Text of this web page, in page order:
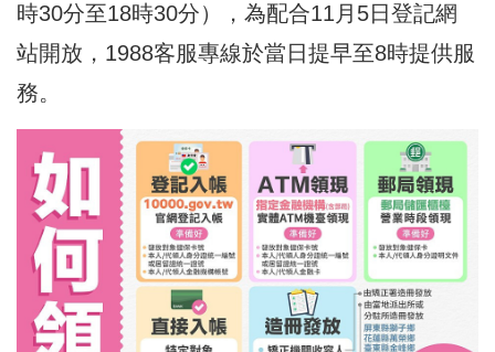
時30分至18時30分），為配合11月5日登記網
站開放，1988客服專線於當日提早至8時提供服
務。